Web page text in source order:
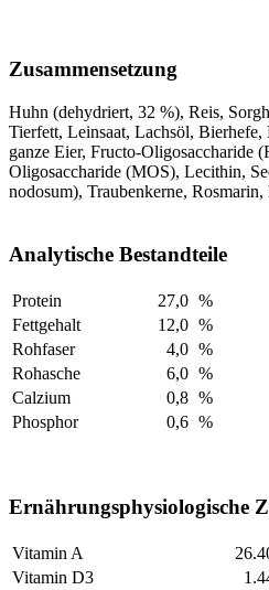
Zusammensetzung
Huhn (dehydriert, 32 %), Reis,
Tierfett, Leinsaat, Lachsöl,
ganze Eier, Fructo-Oligosaccharide
Oligosaccharide (MOS), Lecithin,
nodosum), Traubenkerne,
Analytische Bestandteile
Protein 27,0 %
Fettgehalt
12,0 %
Rohfaser
4,0 %
Rohasche
6,0 %
Calzium
0,8 %
Phosphor
0,6 %
Ernährungsphysiologische
Vitamin A
Vitamin D3